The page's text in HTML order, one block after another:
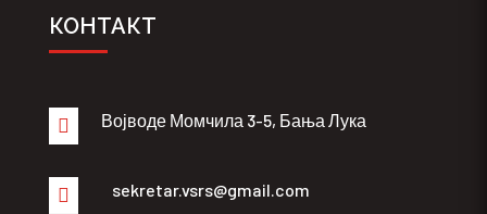
КОНТАКТ
 Војводе Момчила 3-5, Бања Лука
 sekretar.vsrs@gmail.com